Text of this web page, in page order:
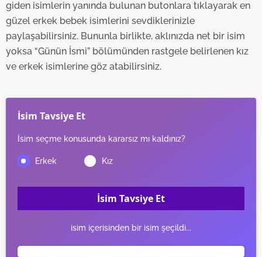
ilgili mevzuata uygun olarak kullanılan çerezlerle ilgili bilgi
almak için lütfentıklayınız .
giden isimlerin yanında bulunan butonlara tıklayarak en
güzel erkek bebek isimlerini sevdiklerinizle
paylaşabilirsiniz. Bununla birlikte, aklınızda net bir isim
yoksa “Günün İsmi” bölümünden rastgele belirlenen kız
ve erkek isimlerine göz atabilirsiniz.
İsim Tavsiye Et
İsim seçme konusunda kararsız mı kaldınız?
İsim Tavsiye Et
isim içerisinden bir isim şeçildi...